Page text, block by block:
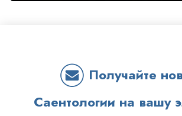
Получайте
Саентологии на вашу